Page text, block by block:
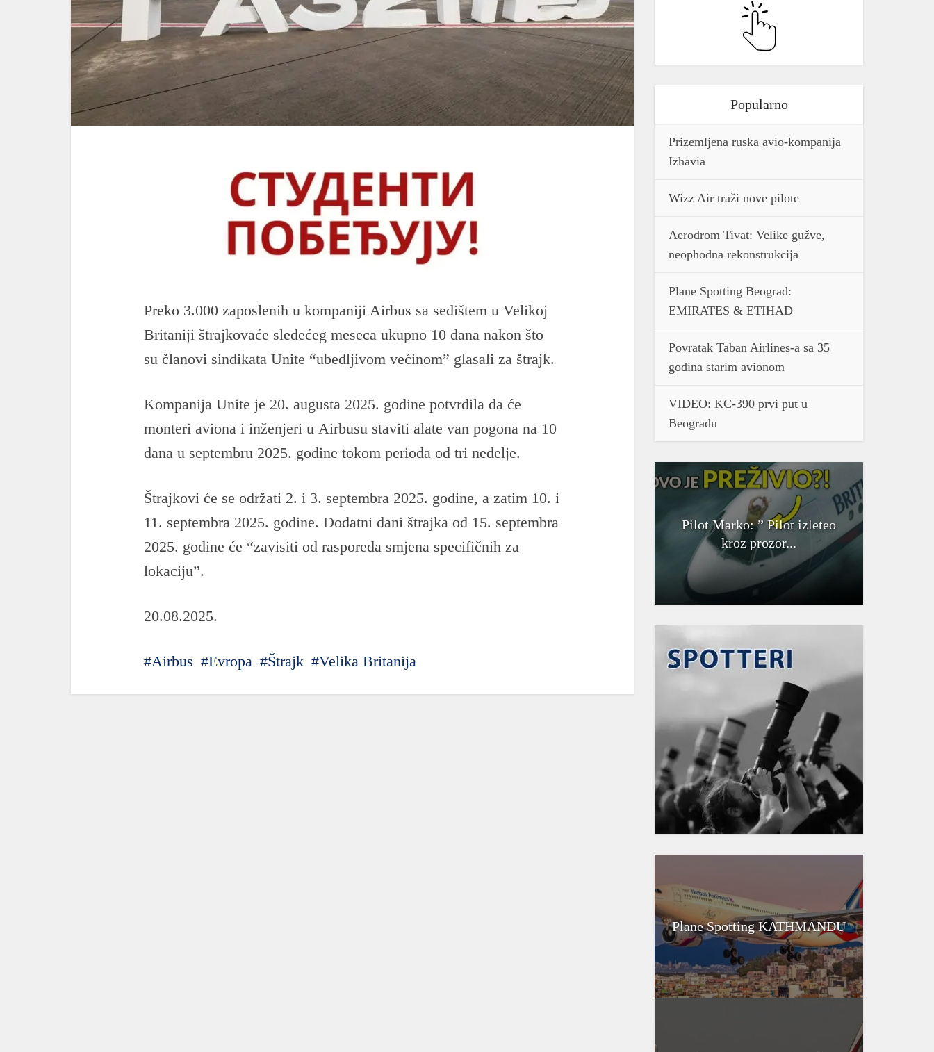
Preko 3.000 zaposlenih u kompaniji Airbus sa sedištem u Velikoj
Britaniji štrajkovaće sledećeg meseca ukupno 10 dana nakon što
su članovi sindikata Unite “ubedljivom većinom” glasali za štrajk.
Kompanija Unite je 20. augusta 2025. godine potvrdila da će
monteri aviona i inženjeri u Airbusu staviti alate van pogona na 10
dana u septembru 2025. godine tokom perioda od tri nedelje.
Štrajkovi će se održati 2. i 3. septembra 2025. godine, a zatim 10. i
11. septembra 2025. godine. Dodatni dani štrajka od 15. septembra
2025. godine će “zavisiti od rasporeda smjena specifičnih za
lokaciju”.
20.08.2025.
Airbus Evropa Štrajk Velika Britanija
Popularno
Prizemljena ruska avio-kompanija
Izhavia
Wizz Air traži nove pilote
Aerodrom Tivat: Velike gužve,
neophodna rekonstrukcija
Plane Spotting Beograd:
EMIRATES & ETIHAD
Povratak Taban Airlines-a sa 35
godina starim avionom
VIDEO: KC-390 prvi put u
Beogradu
Pilot Marko: ” Pilot izleteo
kroz prozor...
Plane Spotting KATHMANDU